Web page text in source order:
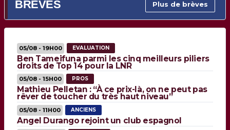
BRÈVES Plus de brèves
05/08 - 19H00 EVALUATION
Ben Tameifuna parmi les cinq meilleurs piliers
droits de Top 14 pour la LNR
05/08 - 15H00 PROS
Mathieu Pelletan : “À ce prix-là, on ne peut pas
rêver de toucher du très haut niveau”
05/08 - 11H00 ANCIENS
Angel Durango rejoint un club espagnol